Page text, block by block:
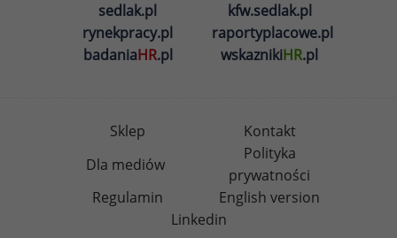
sedlak.pl
kfw.sedlak.pl
rynekpracy.pl
raportyplacowe.pl
badaniaHR.pl wskaznikiHR.pl
Sklep
Kontakt
Dla mediów
Polityka
prywatności
Regulamin
English version
Linkedin